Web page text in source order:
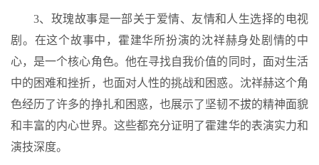
3、玫瑰故事是一部关于爱情、友情和人生选择的电视
剧。在这个故事中，霍建华所扮演的沈祥赫身处剧情的中
心，是一个核心角色。他在寻找自我价值的同时，面对生活
中的困难和挫折，也面对人性的挑战和困惑。沈祥赫这个角
色经历了许多的挣扎和困惑，也展示了坚韧不拔的精神面貌
和丰富的内心世界。这些都充分证明了霍建华的表演实力和
演技深度。